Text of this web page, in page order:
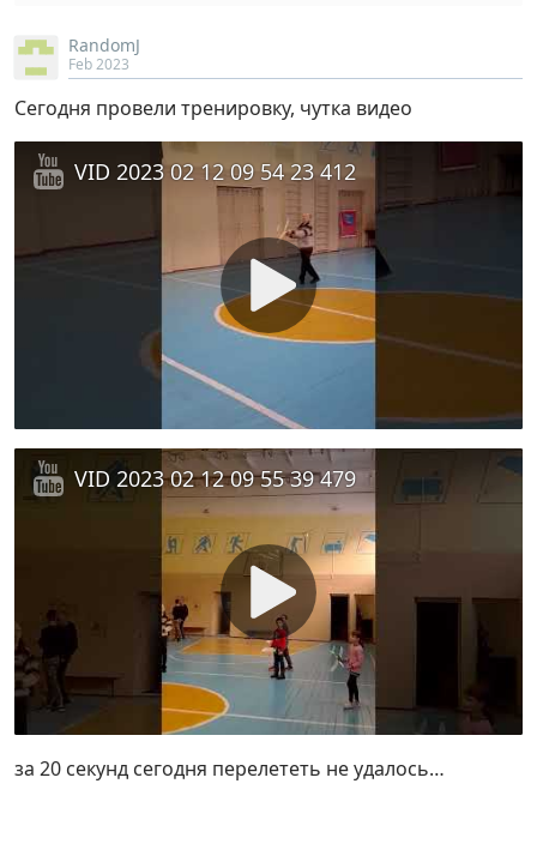
RandomJ
Feb 2023
Сегодня провели тренировку, чутка видео
VID 2023 02 12 09 54 23 412
VID 2023 02 12 09 55 39 479
за 20 секунд сегодня перелететь не удалось…